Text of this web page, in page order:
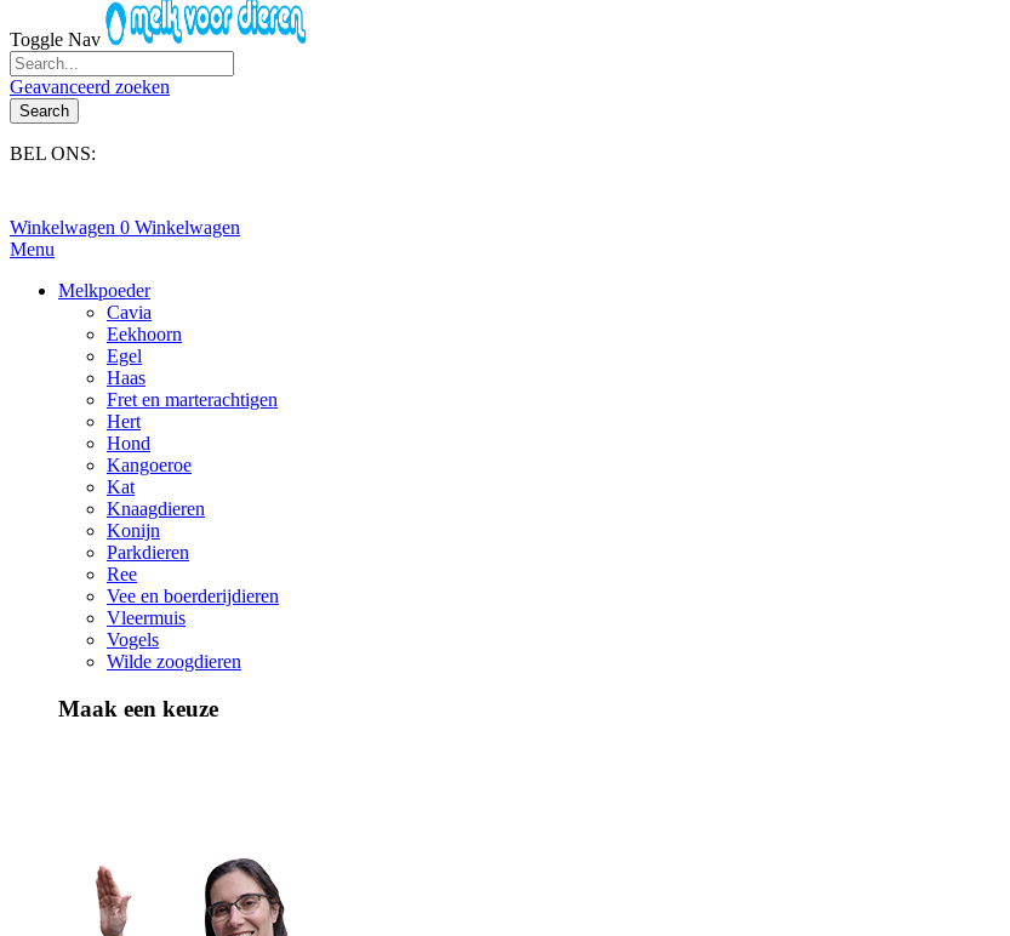
Toggle Nav
Geavanceerd zoeken
Search
BEL ONS:
Winkelwagen 0 Winkelwagen
Menu
Melkpoeder
Cavia
Eekhoorn
Egel
Haas
Fret en marterachtigen
Hert
Hond
Kangoeroe
Kat
Knaagdieren
Konijn
Parkdieren
Ree
Vee en boerderijdieren
Vleermuis
Vogels
Wilde zoogdieren
Maak een keuze